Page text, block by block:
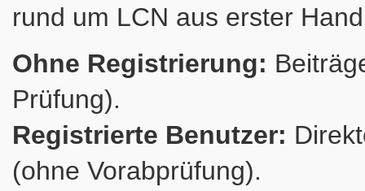
rund um LCN aus erster
Ohne Registrierung:
Prüfung).
Registrierte Benutzer:
(ohne Vorabprüfung).